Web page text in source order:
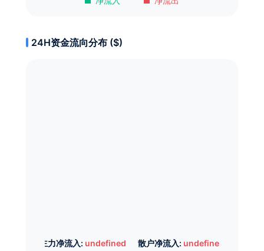
24H资金流向分布 ($)
主力净流入: undefined 散户净流入: undefined